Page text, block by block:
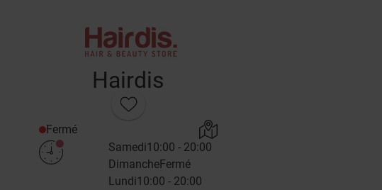
Hairdis
Fermé
Samedi10:00 - 20:00
DimancheFermé
Lundi10:00 - 20:00